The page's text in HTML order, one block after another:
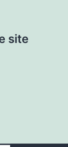
site